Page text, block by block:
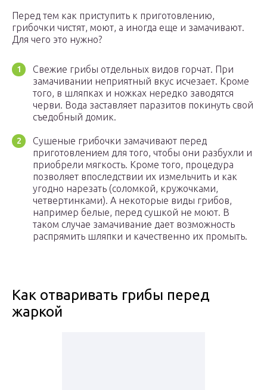
Перед тем как приступить к приготовлению,
грибочки чистят, моют, а иногда еще и замачивают.
Для чего это нужно?
Свежие грибы отдельных видов горчат. При
замачивании неприятный вкус исчезает. Кроме
того, в шляпках и ножках нередко заводятся
черви. Вода заставляет паразитов покинуть свой
съедобный домик.
Сушеные грибочки замачивают перед
приготовлением для того, чтобы они разбухли и
приобрели мягкость. Кроме того, процедура
позволяет впоследствии их измельчить и как
угодно нарезать (соломкой, кружочками,
четвертинками). А некоторые виды грибов,
например белые, перед сушкой не моют. В
таком случае замачивание дает возможность
распрямить шляпки и качественно их промыть.
Как отваривать грибы перед
жаркой